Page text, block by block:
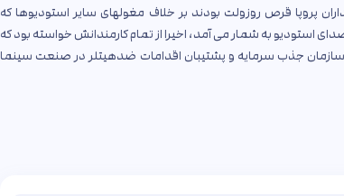
پروپا قرص روزولت بودند بر خلاف مغولهای سایر استودیوها که
استودیو به شمار می آمد، اخیرا از تمام کارمندانش خواسته بود که
سازمان جذب سرمایه و پشتیبان اقدامات ضدهیتلر در صنعت سینما